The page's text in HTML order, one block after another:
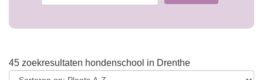
45 zoekresultaten hondenschool in Drenthe